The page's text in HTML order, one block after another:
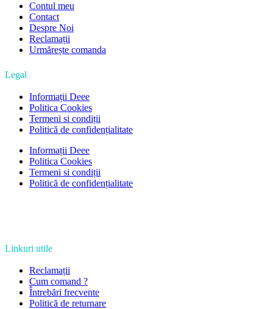
Contul meu
Contact
Despre Noi
Reclamații
Urmărește comanda
Legal
Informații Deee
Politica Cookies
Termeni si condiții
Politică de confidențialitate
Informații Deee
Politica Cookies
Termeni si condiții
Politică de confidențialitate
Linkuri utile
Reclamații
Cum comand ?
Întrebări frecvente
Politică de returnare